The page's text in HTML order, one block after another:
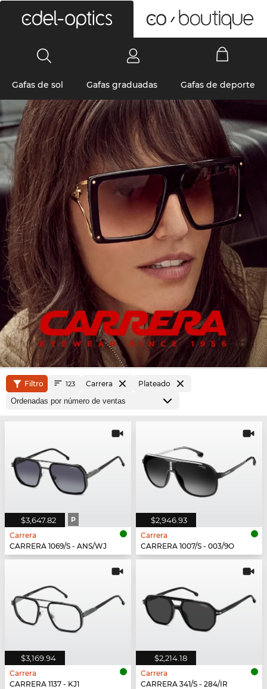
Gafas de sol Gafas graduadas Gafas de deporte
Filtro 123 Carrera Plateado
$3,647.82 P
Carrera
CARRERA 1069/S - ANS/WJ
$2,946.93
Carrera
CARRERA 1007/S - 003/9O
$3,169.94
Carrera
CARRERA 1137 - KJ1
$2,214.18
Carrera
CARRERA 341/S - 284/IR